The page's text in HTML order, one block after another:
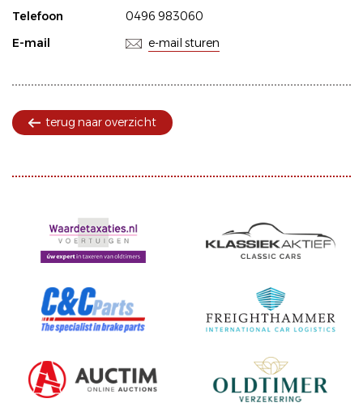
Telefoon
0496 983060
E-mail
e-mail sturen
terug naar overzicht